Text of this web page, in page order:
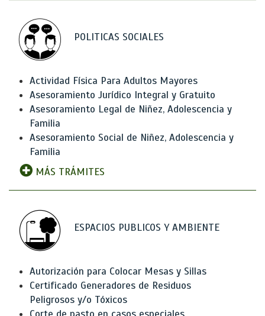
POLITICAS SOCIALES
Actividad Física Para Adultos Mayores
Asesoramiento Jurídico Integral y Gratuito
Asesoramiento Legal de Niñez, Adolescencia y
Familia
Asesoramiento Social de Niñez, Adolescencia y
Familia
MÁS TRÁMITES
ESPACIOS PUBLICOS Y AMBIENTE
Autorización para Colocar Mesas y Sillas
Certificado Generadores de Residuos
Peligrosos y/o Tóxicos